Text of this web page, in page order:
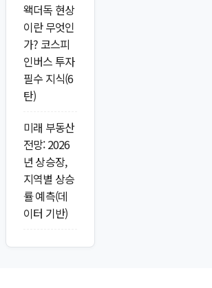
왝더독 현상
이란 무엇인
가? 코스피
인버스 투자
필수 지식(6
탄)
미래 부동산
전망: 2026
년 상승장,
지역별 상승
률 예측(데
이터 기반)